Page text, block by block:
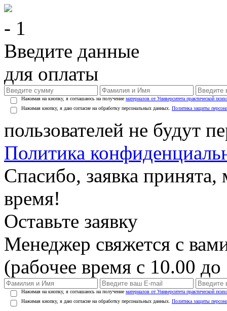
- 1
Введите данные
для оплаты
Нажимая на кнопку, я соглашаюсь на получение материалов от Университета практической
Нажимая кнопку, я даю согласие на обработку персональных данных. Политика защиты
пользователей не будут
Политика
Спасибо, заявка
время!
Оставьте заявку
Менеджер свяжется с
(рабочее время с 10.00
Нажимая на кнопку, я соглашаюсь на получение материалов от Университета практической
Нажимая кнопку, я даю согласие на обработку персональных данных. Политика защиты